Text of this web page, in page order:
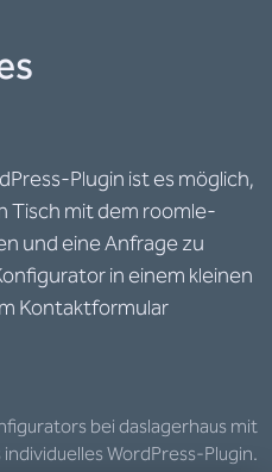
Plugin ist es möglich,
Tisch mit dem roomle-
und eine Anfrage zu
in einem kleinen
Kontaktformular
bei daslagerhaus mit
WordPress-Plugin.